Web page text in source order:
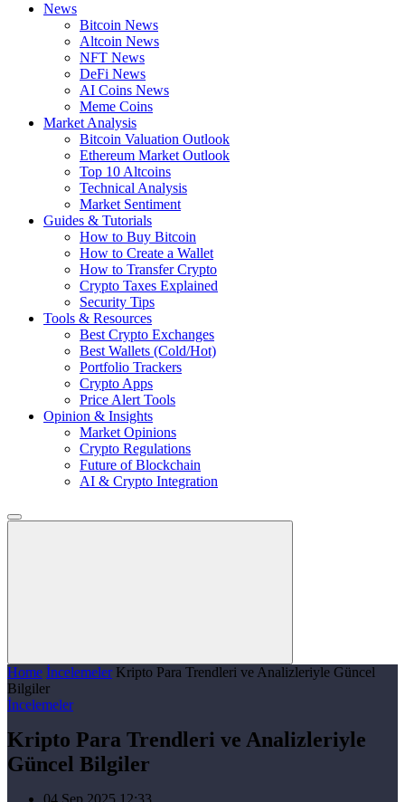
News
Bitcoin News
Altcoin News
NFT News
DeFi News
AI Coins News
Meme Coins
Market Analysis
Bitcoin Valuation Outlook
Ethereum Market Outlook
Top 10 Altcoins
Technical Analysis
Market Sentiment
Guides & Tutorials
How to Buy Bitcoin
How to Create a Wallet
How to Transfer Crypto
Crypto Taxes Explained
Security Tips
Tools & Resources
Best Crypto Exchanges
Best Wallets (Cold/Hot)
Portfolio Trackers
Crypto Apps
Price Alert Tools
Opinion & Insights
Market Opinions
Crypto Regulations
Future of Blockchain
AI & Crypto Integration
Home İncelemeler Kripto Para Trendleri ve Analizleriyle Güncel
Bilgiler
İncelemeler
Kripto Para Trendleri ve Analizleriyle
Güncel Bilgiler